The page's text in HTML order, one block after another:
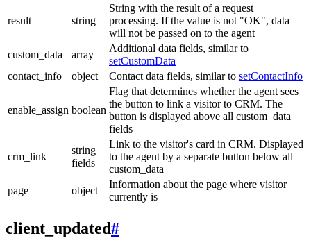
result string
String with the result of a request
processing. If the value is not "OK", data
will not be passed on to the agent
custom_data
array
Additional data fields, similar to
setCustomData
contact_info
object Contact data fields, similar to setContactInfo
enable_assign boolean
Flag that determines whether the agent sees
the button to link a visitor to CRM. The
button is displayed above all custom_data
fields
crm_link
string
fields
Link to the visitor's card in CRM. Displayed
to the agent by a separate button below all
custom_data
page
object
Information about the page where visitor
currently is
client_updated#